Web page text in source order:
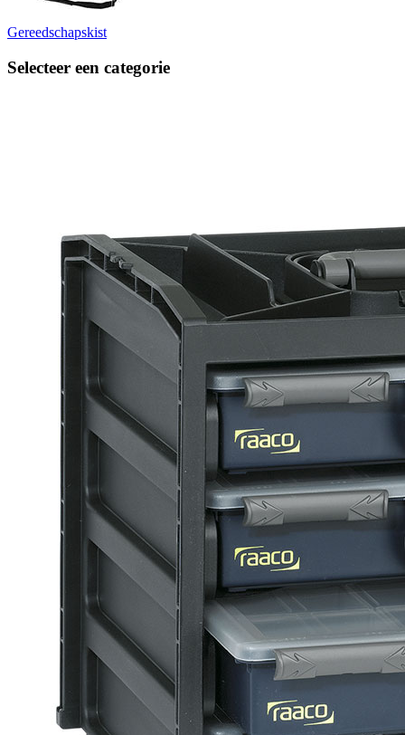
Gereedschapskist
Selecteer een categorie